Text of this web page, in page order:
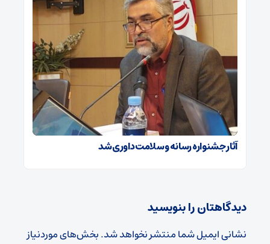
آثار جشنواره رسانه و سلامت داوری شد
دیدگاهتان را بنویسید
نشانی ایمیل شما منتشر نخواهد شد.بخش‌های موردنیاز